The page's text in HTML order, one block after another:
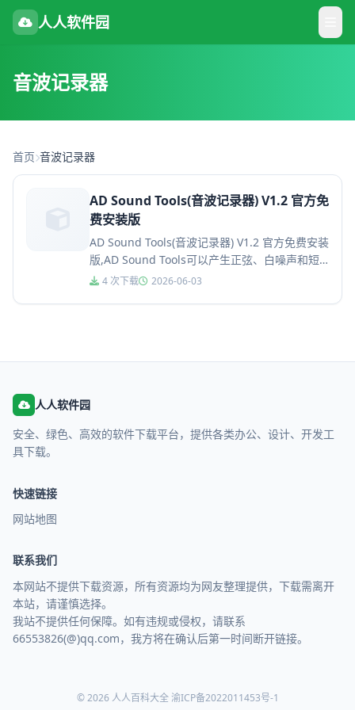
人人软件园
音波记录器
首页 音波记录器
AD Sound Tools(音波记录器) V1.2 官方免
费安装版
AD Sound Tools(音波记录器) V1.2 官方免费安装
版,AD Sound Tools可以产生正弦、白噪声和短
脉冲信号，并在不同的波形和光谱窗...
4 次下载 2026-06-03
人人软件园
安全、绿色、高效的软件下载平台，提供各类办公、设计、开发工
具下载。
快速链接
网站地图
联系我们
本网站不提供下载资源，所有资源均为网友整理提供，下载需离开
本站，请谨慎选择。
我站不提供任何保障。如有违规或侵权，请联系
66553826(@)qq.com，我方将在确认后第一时间断开链接。
© 2026 人人百科大全渝ICP备2022011453号-1